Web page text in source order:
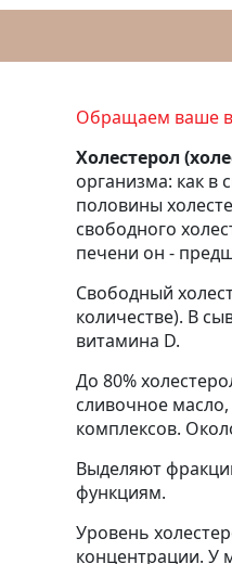
Обращаем ваше
Холестерол
организма: как в
половины
свободного
печени он -
Свободный
количестве). В
витамина D.
До 80%
сливочное
комплексов.
Выделяют
функциям.
Уровень
концентрации. У